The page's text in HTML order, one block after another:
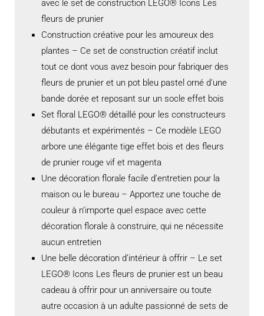
avec le set de construction LEGO® Icons Les
fleurs de prunier
Construction créative pour les amoureux des
plantes – Ce set de construction créatif inclut
tout ce dont vous avez besoin pour fabriquer des
fleurs de prunier et un pot bleu pastel orné d’une
bande dorée et reposant sur un socle effet bois
Set floral LEGO® détaillé pour les constructeurs
débutants et expérimentés – Ce modèle LEGO
arbore une élégante tige effet bois et des fleurs
de prunier rouge vif et magenta
Une décoration florale facile d’entretien pour la
maison ou le bureau – Apportez une touche de
couleur à n’importe quel espace avec cette
décoration florale à construire, qui ne nécessite
aucun entretien
Une belle décoration d’intérieur à offrir – Le set
LEGO® Icons Les fleurs de prunier est un beau
cadeau à offrir pour un anniversaire ou toute
autre occasion à un adulte passionné de sets de